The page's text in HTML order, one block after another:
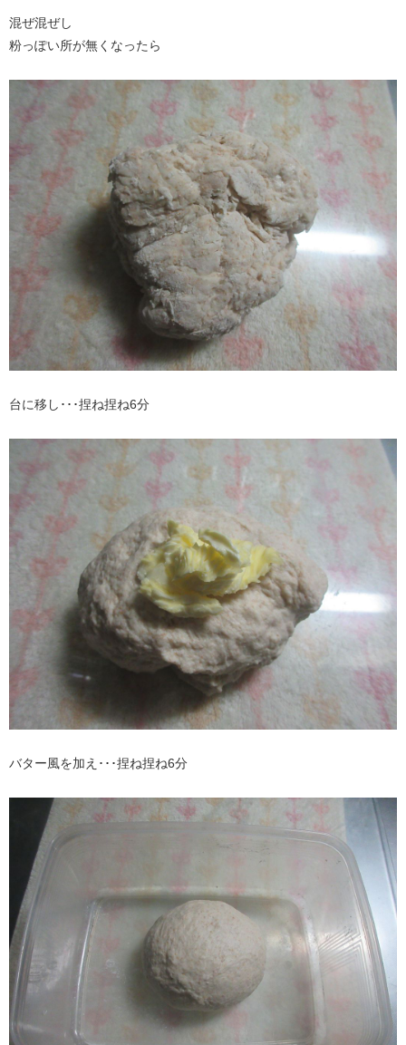
混ぜ混ぜし
粉っぽい所が無くなったら
台に移し･･･捏ね捏ね6分
バター風を加え･･･捏ね捏ね6分